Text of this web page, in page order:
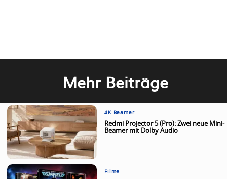
Mehr Beiträge
4K Beamer
Redmi Projector 5 (Pro): Zwei neue Mini-
Beamer mit Dolby Audio
Filme